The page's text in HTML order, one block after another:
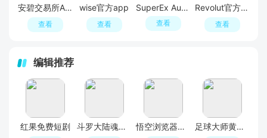
安碧交易所APP官方最新版
查看
wise官方app
查看
SuperEx Authenticator
查看
Revolut官方app
查看
编辑推荐
红果免费短剧 斗罗大陆魂师对决官服 悟空浏览器免费追剧APP官方版 足球大师黄金一代手游